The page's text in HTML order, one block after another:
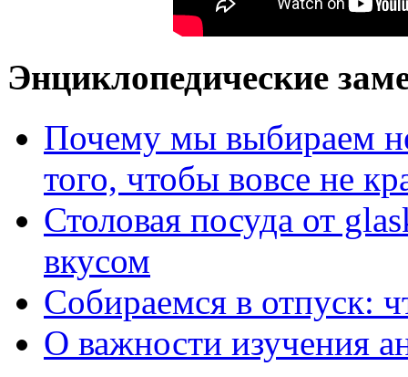
Энциклопедические
Почему мы выбираем
того, чтобы вовсе не
Столовая посуда от
вкусом
Собираемся в отпуск:
О важности изучения